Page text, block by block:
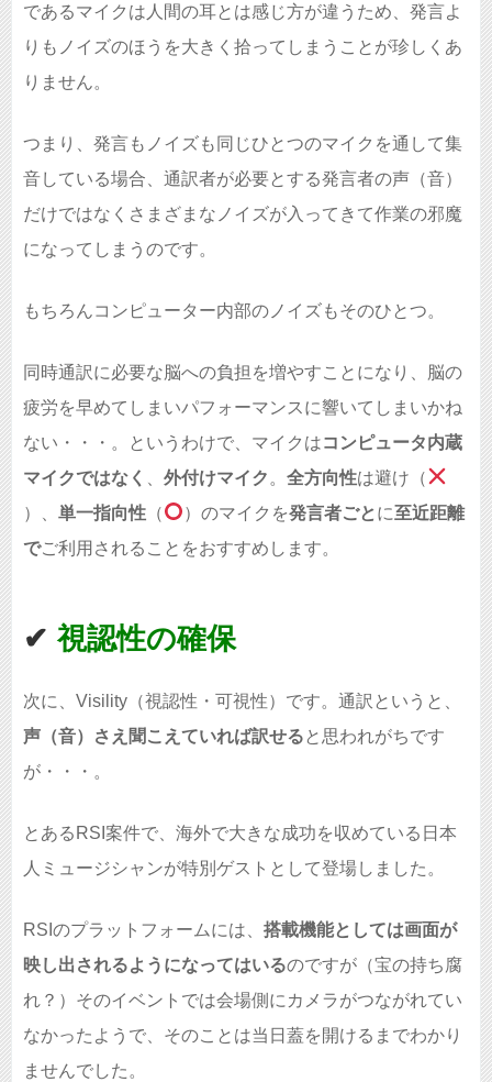
であるマイクは人間の耳とは感じ方が違うため、発言よ
りもノイズのほうを大きく拾ってしまうことが珍しくあ
りません。
つまり、発言もノイズも同じひとつのマイクを通して集
音している場合、通訳者が必要とする発言者の声（音）
だけではなくさまざまなノイズが入ってきて作業の邪魔
になってしまうのです。
もちろんコンピューター内部のノイズもそのひとつ。
同時通訳に必要な脳への負担を増やすことになり、脳の
疲労を早めてしまいパフォーマンスに響いてしまいかね
ない・・・。というわけで、マイクはコンピュータ内蔵
マイクではなく
外付けマイク 。 全方向性は避け（
）、 単一指向性 （ ）のマイクを発言者ごとに至近距離
でご利用されることをおすすめします。
✔︎ 視認性の確保
次に、Visility（視認性・可視性）です。通訳というと、
声（音）さえ聞こえていれば訳せる と思われがちです
が・・・。
とあるRSI案件で、海外で大きな成功を収めている日本
人ミュージシャンが特別ゲストとして登場しました。
RSIのプラットフォームには、 搭載機能としては画面が
映し出されるようになってはいるのですが（宝の持ち腐
れ？）そのイベントでは会場側にカメラがつながれてい
なかったようで、そのことは当日蓋を開けるまでわかり
ませんでした。